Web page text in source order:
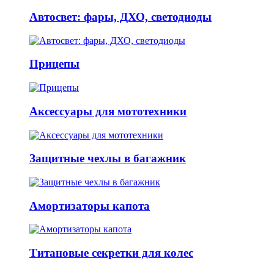
Автосвет: фары, ДХО, светодиоды
Прицепы
Аксессуары для мототехники
Защитные чехлы в багажник
Амортизаторы капота
Титановые секретки для колес